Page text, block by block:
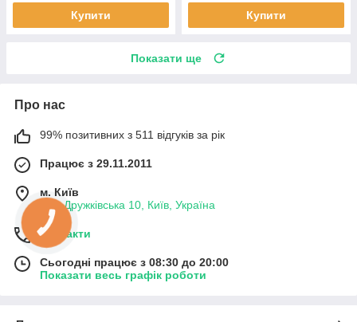
Купити Купити
Показати ще
Про нас
99% позитивних з 511 відгуків за рік
Працює з 29.11.2011
м. Київ
вул. Дружківська 10, Київ, Україна
Контакти
Сьогодні працює з 08:30 до 20:00
Показати весь графік роботи
КНОПКА
ЗВ'ЯЗКУ